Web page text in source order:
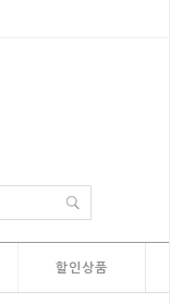
할인상품